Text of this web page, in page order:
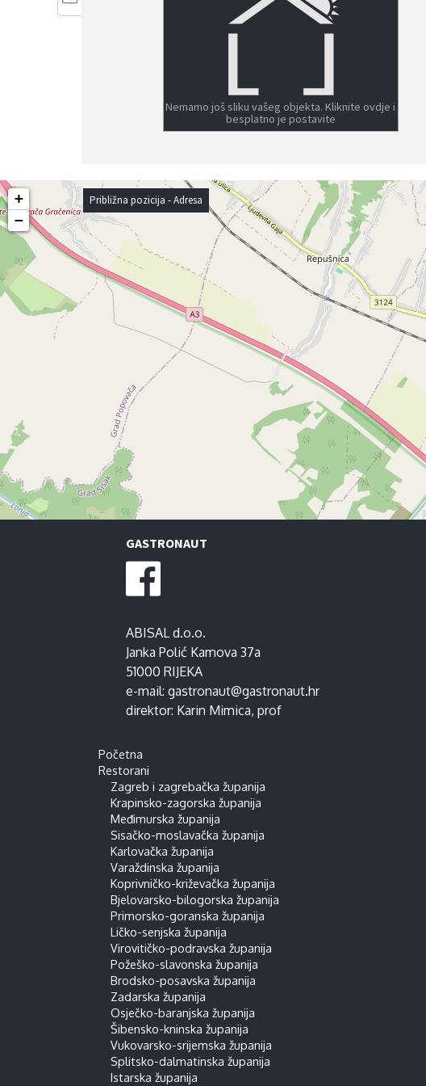
Nemamo još sliku vašeg objekta. Kliknite ovdje i
besplatno je postavite
+
−
Približna pozicija - Adresa
GASTRONAUT
ABISAL d.o.o.
Janka Polić Kamova 37a
51000 RIJEKA
e-mail: gastronaut@gastronaut.hr
direktor: Karin Mimica, prof
Početna
Restorani
Zagreb i zagrebačka županija
Krapinsko-zagorska županija
Međimurska županija
Sisačko-moslavačka županija
Karlovačka županija
Varaždinska županija
Koprivničko-križevačka županija
Bjelovarsko-bilogorska županija
Primorsko-goranska županija
Ličko-senjska županija
Virovitičko-podravska županija
Požeško-slavonska županija
Brodsko-posavska županija
Zadarska županija
Osječko-baranjska županija
Šibensko-kninska županija
Vukovarsko-srijemska županija
Splitsko-dalmatinska županija
Istarska županija